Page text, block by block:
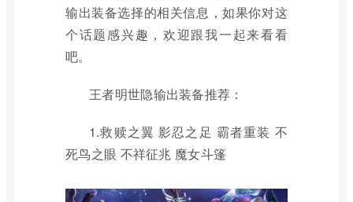
输出装备选择的相关信息，如果你对这
个话题感兴趣，欢迎跟我一起来看看
吧。
王者明世隐输出装备推荐：
1.救赎之翼 影忍之足 霸者重装 不
死鸟之眼 不祥征兆 魔女斗篷